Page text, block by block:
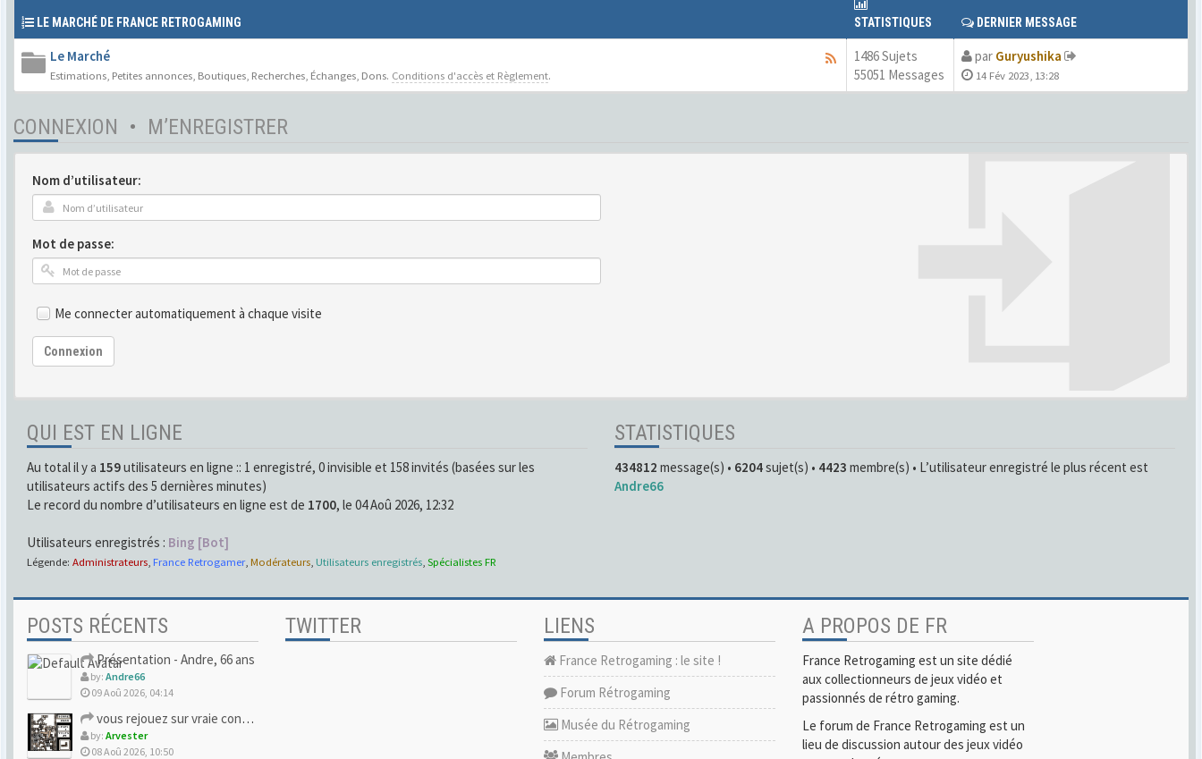
LE MARCHÉ DE FRANCE RETROGAMING STATISTIQUES DERNIER MESSAGE
Le Marché
Estimations, Petites annonces, Boutiques, Recherches, Échanges, Dons. Conditions d'accès et Règlement.
1486 Sujets
55051 Messages
par Guryushika
14 Fév 2023, 13:28
CONNEXION • M’ENREGISTRER
Nom d’utilisateur:
Mot de passe:
Me connecter automatiquement à chaque visite
Connexion
QUI EST EN LIGNE
Au total il y a 159utilisateurs en ligne :: 1 enregistré, 0 invisible et 158 invités (basées sur les
utilisateurs actifs des 5 dernières minutes)
Le record du nombre d’utilisateurs en ligne est de 1700, le 04 Aoû 2026, 12:32
Utilisateurs enregistrés : Bing [Bot]
Légende: Administrateurs France Retrogamer, Modérateurs Utilisateurs enregistrés Spécialistes FR
STATISTIQUES
434812 message(s) • 6204sujet(s) • 4423 membre(s) • L’utilisateur enregistré le plus récent est
Andre66
POSTS RÉCENTS
Présentation - Andre, 66 ans
by: Andre66
09 Aoû 2026, 04:14
vous rejouez sur vraie console ou vous avez lâché pour l'ému
by: Arvester
08 Aoû 2026, 10:50
TWITTER LIENS
France Retrogaming : le site !
Forum Rétrogaming
Musée du Rétrogaming
A PROPOS DE FR
France Retrogaming est un site dédié
aux collectionneurs de jeux vidéo et
passionnés de rétro gaming.
Le forum de France Retrogaming est un
lieu de discussion autour des jeux vidéo